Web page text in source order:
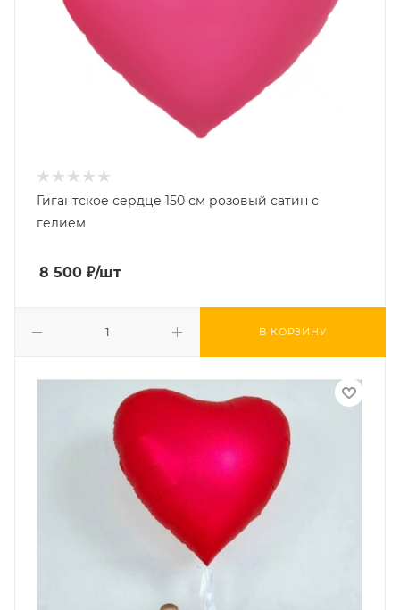
Гигантское сердце 150 см розовый сатин с
гелием
8 500 ₽/шт
В КОРЗИНУ